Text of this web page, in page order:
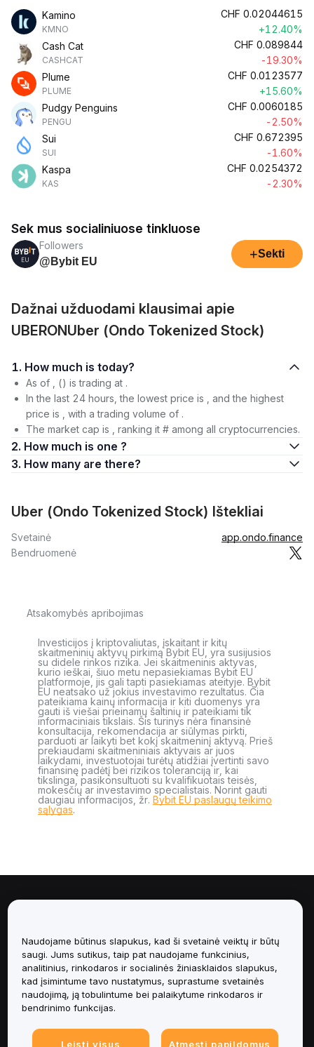
Kamino
KMNO
CHF 0.02044615
+12.40%
Cash Cat
CASHCAT
CHF 0.089844
-19.30%
Plume
PLUME
CHF 0.0123577
+15.60%
Pudgy Penguins
PENGU
CHF 0.0060185
-2.50%
Sui
SUI
CHF 0.672395
-1.60%
Kaspa
KAS
CHF 0.0254372
-2.30%
Sek mus socialiniuose tinkluose
Followers
@Bybit EU
+Sekti
Dažnai užduodami klausimai apie
UBERONUber (Ondo Tokenized Stock)
1. How much is today?
As of , () is trading at .
In the last 24 hours, the lowest price is , and the highest
price is , with a trading volume of .
The market cap is , ranking it # among all cryptocurrencies.
2. How much is one ?
3. How many are there?
Uber (Ondo Tokenized Stock) Ištekliai
Svetainė
app.ondo.finance
Bendruomenė
Atsakomybės apribojimas
Investicijos į kriptovaliutas, įskaitant ir kitų
skaitmeninių aktyvų pirkimą Bybit EU, yra susijusios
su didele rinkos rizika. Jei skaitmeninis aktyvas,
kurio ieškai, šiuo metu nepasiekiamas Bybit EU
platformoje, jis gali tapti pasiekiamas ateityje. Bybit
EU neatsako už jokius investavimo rezultatus. Čia
pateikiama kainų informacija ir kiti duomenys yra
gauti iš viešai prieinamų šaltinių ir pateikiami tik
informaciniais tikslais. Šis turinys nėra finansinė
konsultacija, rekomendacija ar siūlymas pirkti,
parduoti ar laikyti bet kokį skaitmeninį aktyvą. Prieš
prekiaudami skaitmeniniais aktyvais ar juos
laikydami, investuotojai turėtų atidžiai įvertinti savo
finansinę padėtį bei rizikos toleranciją ir, kai
tikslinga, pasikonsultuoti su kvalifikuotais teisės,
mokesčių ar investavimo specialistais. Norint gauti
daugiau informacijos, žr. Bybit EU paslaugų teikimo
sąlygas.
Paslaugos
Pagalba
Produktai
Teisinė informacija
Naudojame būtinus slapukus, kad ši svetainė veiktų ir būtų
saugi. Jums sutikus, taip pat naudojame funkcinius,
analitinius, rinkodaros ir socialinės žiniasklaidos slapukus,
kad įsimintume tavo nustatymus, suprastume svetainės
naudojimą, ją tobulintume bei palaikytume rinkodaros ir
bendrinimo funkcijas.
Leisti visus Atmesti papildomus